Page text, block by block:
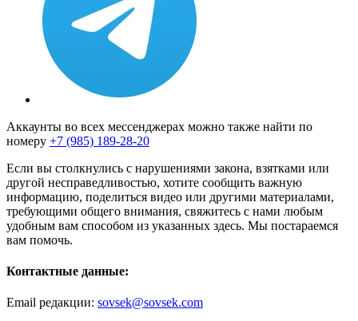
Аккаунты во всех мессенджерах можно также найти по
номеру +7 (985) 189-28-20
Если вы столкнулись с нарушениями закона, взятками или
другой несправедливостью, хотите сообщить важную
информацию, поделиться видео или другими материалами,
требующими общего внимания, свяжитесь с нами любым
удобным вам способом из указанных здесь. Мы постараемся
вам помочь.
Контактные данные:
Email редакции: sovsek@sovsek.com